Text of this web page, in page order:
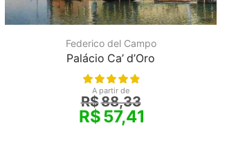
Federico del Campo
Palácio Ca’ d’Oro
A partir de
R$88,33
R$57,41